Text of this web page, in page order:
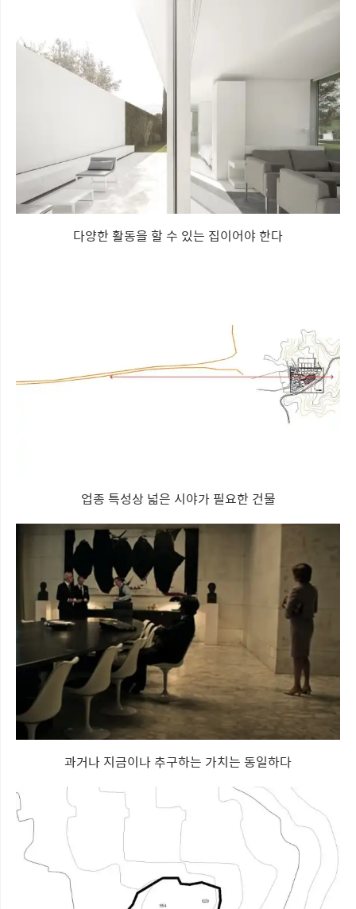
다양한 활동을 할 수 있는 집이어야 한다
업종 특성상 넓은 시야가 필요한 건물
과거나 지금이나 추구하는 가치는 동일하다